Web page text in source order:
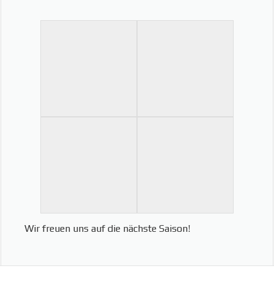
Wir freuen uns auf die nächste Saison!